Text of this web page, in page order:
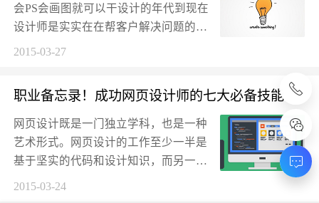
会PS会画图就可以干设计的年代到现在
设计师是实实在在帮客户解决问题的
人，相信同学们都能感受到这种变化，
2015-03-27
职业备忘录！成功网页设计师的七大必备技能
网页设计既是一门独立学科，也是一种
艺术形式。网页设计的工作至少一半是
基于坚实的代码和设计知识，而另一半
2015-03-24